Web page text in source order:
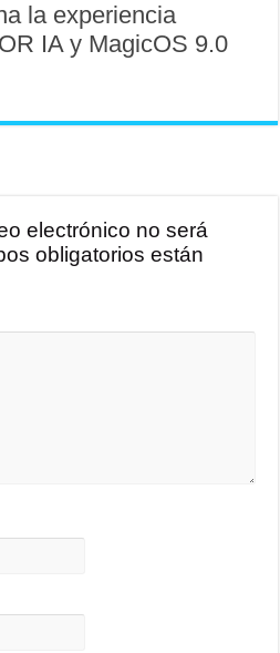
la experiencia
IA y MagicOS 9.0
electrónico no será
obligatorios están